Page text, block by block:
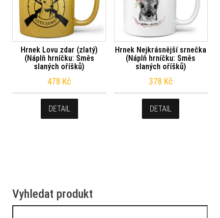
Hrnek Lovu zdar (zlatý)
(Náplň hrníčku: Směs
slaných oříšků)
478 Kč
DETAIL
Hrnek Nejkrásnější srnečka
(Náplň hrníčku: Směs
slaných oříšků)
378 Kč
DETAIL
Vyhledat produkt